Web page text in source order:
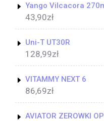
Yango Vilcacora
43,90zł
Uni-T UT30R
128,99zł
VITAMMY NEXT 6
86,69zł
AVIATOR ZEROWKI